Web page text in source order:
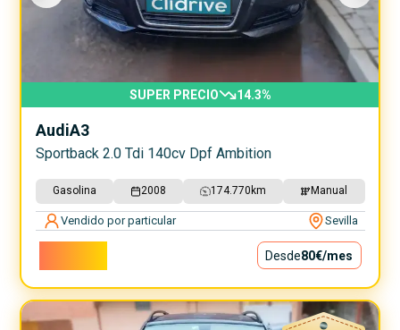
SUPER PRECIO 14.3%
AudiA3
Sportback 2.0 Tdi 140cv Dpf Ambition
Gasolina 2008 174.770 km Manual
Vendido por particular Sevilla
Desde80€/mes